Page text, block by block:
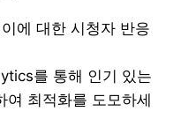
에 대한 시청자 반응
를 통해 인기 있는
여 최적화를 도모하세